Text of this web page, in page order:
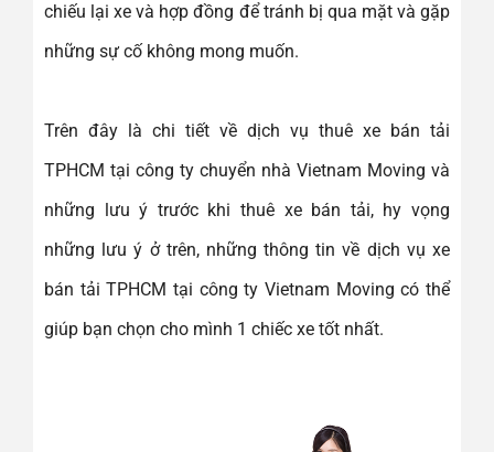
chiếu lại xe và hợp đồng để tránh bị qua mặt và gặp
những sự cố không mong muốn.
Trên đây là chi tiết về dịch vụ thuê xe bán tải
TPHCM tại công ty chuyển nhà Vietnam Moving và
những lưu ý trước khi thuê xe bán tải, hy vọng
những lưu ý ở trên, những thông tin về dịch vụ xe
bán tải TPHCM tại công ty Vietnam Moving có thể
giúp bạn chọn cho mình 1 chiếc xe tốt nhất.